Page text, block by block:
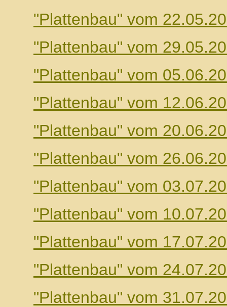
"Plattenbau" vom
"Plattenbau" vom
"Plattenbau" vom
"Plattenbau" vom
"Plattenbau" vom
"Plattenbau" vom
"Plattenbau" vom
"Plattenbau" vom
"Plattenbau" vom
"Plattenbau" vom
"Plattenbau" vom